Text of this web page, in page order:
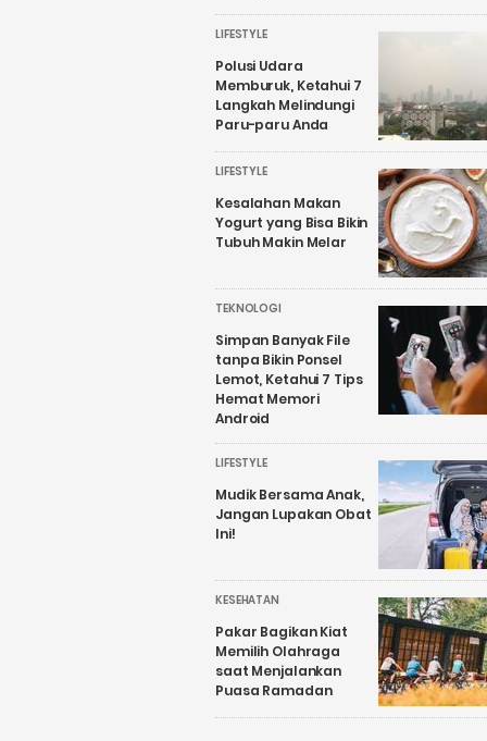
LIFESTYLE
Polusi Udara
Memburuk, Ketahui 7
Langkah Melindungi
Paru-paru Anda
LIFESTYLE
Kesalahan Makan
Yogurt yang Bisa Bikin
Tubuh Makin Melar
TEKNOLOGI
Simpan Banyak File
tanpa Bikin Ponsel
Lemot, Ketahui 7 Tips
Hemat Memori
Android
LIFESTYLE
Mudik Bersama Anak,
Jangan Lupakan Obat
Ini!
KESEHATAN
Pakar Bagikan Kiat
Memilih Olahraga
saat Menjalankan
Puasa Ramadan